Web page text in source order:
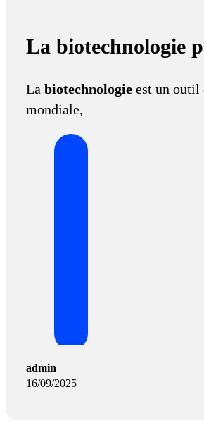
La biotechnologie
La biotechnologieest un outil
mondiale,
admin
16/09/2025